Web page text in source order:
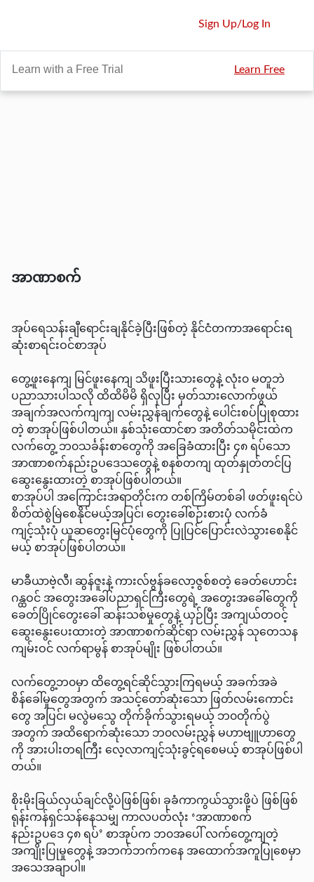
Sign Up/Log In
Learn with a Free Trial
Learn Free
အာဏာစက်
အုပ်ရေသန်းချီရောင်းချနိုင်ခဲ့ပြီးဖြစ်တဲ့ နိုင်ငံတကာအရောင်းရ
ဆုံးစာရင်းဝင်စာအုပ်
တွေ့ဖူးနေကျ မြင်ဖူးနေကျ သိဖူးပြီးသားတွေနဲ့ လုံး၀ မတူဘဲ
ပညာသားပါသလို ထိထိမိမိ ရှိလှပြီး မှတ်သားလောက်ဖွယ်
အချက်အလက်ကျကျ လမ်းညွှန်ချက်တွေနဲ့ ပေါင်းစပ်ပြုစုထား
တဲ့ စာအုပ်ဖြစ်ပါတယ်။ နှစ်သုံးထောင်စာ အတိတ်သမိုင်းထဲက
လက်တွေ့ ဘ၀သင်္ခန်းစာတွေကို အခြေခံထားပြီး ၄၈ ရပ်သော
အာဏာစက်နည်းဥပဒေသတွေနဲ့ စနစ်တကျ ထုတ်နှုတ်တင်ပြ
ဆွေးနွေးထားတဲ့ စာအုပ်ဖြစ်ပါတယ်။
စာအုပ်ပါ အကြောင်းအရာတိုင်းက တစ်ကြိမ်တစ်ခါ ဖတ်ဖူးရင်ပဲ
စိတ်ထဲစွဲမြဲစေနိုင်မယ့်အပြင်၊ တွေးခေါ်စဉ်းစားပုံ လက်ခံ
ကျင့်သုံးပုံ ယူဆတွေးမြင်ပုံတွေကို ပြုပြင်ပြောင်းလဲသွားစေနိုင်
မယ့် စာအုပ်ဖြစ်ပါတယ်။
မာခီယာဗဲ့လီ၊ ဆွန်ဇူးနဲ့ ကားလ်ဗွန်ခလော့ဇွစ်စတဲ့ ခေတ်ဟောင်း
ဂန္ထဝင် အတွေးအခေါ်ပညာရှင်ကြီးတွေရဲ့ အတွေးအခေါ်တွေကို
ခေတ်ပြိုင်တွေးခေါ် ဆန်းသစ်မှုတွေနဲ့ ယှဉ်ပြီး အကျယ်တဝင့်
ဆွေးနွေးပေးထားတဲ့ အာဏာစက်ဆိုင်ရာ လမ်းညွှန် သုတေသန
ကျမ်းဝင် လက်ရာမွန် စာအုပ်မျိုး ဖြစ်ပါတယ်။
လက်တွေ့ဘ၀မှာ ထိတွေ့ရင်ဆိုင်သွားကြရမယ့် အခက်အခဲ
စိန်ခေါ်မှုတွေအတွက် အသင့်တော်ဆုံးသော ဖြတ်လမ်းကောင်း
တွေ အပြင်၊ မလွဲမသွေ တိုက်ခိုက်သွားရမယ့် ဘ၀တိုက်ပွဲ
အတွက် အထိရောက်ဆုံးသော ဘ၀လမ်းညွှန် မဟာဗျူဟာတွေ
ကို အားပါးတရကြီး လေ့လာကျင့်သုံးခွင့်ရစေမယ့် စာအုပ်ဖြစ်ပါ
တယ်။
စိုးမိုးခြယ်လှယ်ချင်လို့ပဲဖြစ်ဖြစ်၊ ခုခံကာကွယ်သွားဖို့ပဲ ဖြစ်ဖြစ်
ရုန်းကန်ရှင်သန်နေသမျှ ကာလပတ်လုံး ‘အာဏာစက်
နည်းဥပဒေ ၄၈ ရပ်’ စာအုပ်က ဘ၀အပေါ် လက်တွေ့ကျတဲ့
အကျိုးပြုမှုတွေနဲ့ အဘက်ဘက်ကနေ အထောက်အကူပြုစေမှာ
အသေအချာပါ။